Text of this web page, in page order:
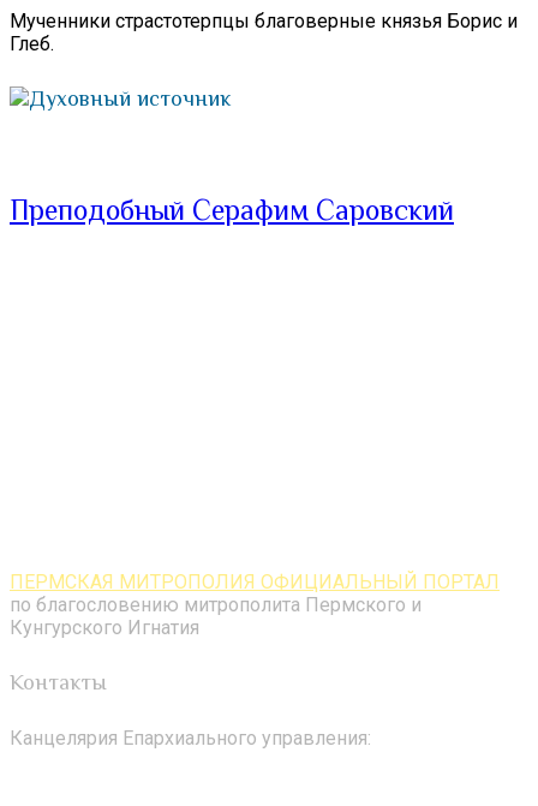
Мученники страстотерпцы благоверные князья Борис и
Глеб.
Духовный источник
Преподобный Серафим Саровский
ПЕРМСКАЯ МИТРОПОЛИЯ ОФИЦИАЛЬНЫЙ ПОРТАЛ
по благословению митрополита Пермского и
Кунгурского Игнатия
Контакты
Канцелярия Епархиального управления: